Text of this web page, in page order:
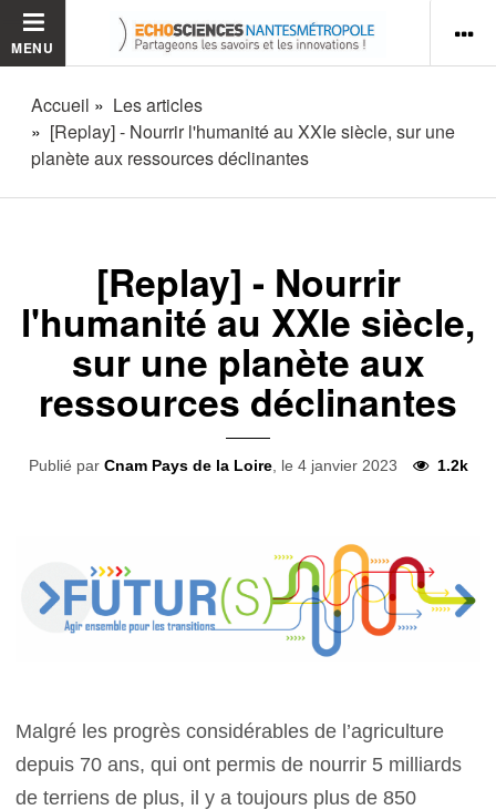
MENU
Accueil
Les articles
[Replay] - Nourrir l'humanité au XXIe siècle, sur une
planète aux ressources déclinantes
[Replay] - Nourrir
l'humanité au XXIe siècle,
sur une planète aux
ressources déclinantes
Publié par Cnam Pays de la Loire, le 4 janvier 2023 1.2k
Malgré les progrès considérables de l’agriculture
depuis 70 ans, qui ont permis de nourrir 5 milliards
de terriens de plus, il y a toujours plus de 850